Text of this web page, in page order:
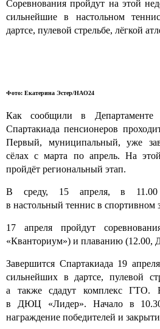
Соревнования пройдут на этой
сильнейшие в настольном
дартсе, пулевой стрельбе, лёгкой
Фото: Екатерина Эстер/НАО24
Как сообщили в Департаменте
Спартакиада пенсионеров
Первый, муниципальный, уже
сёлах с марта по апрель. На
пройдёт региональный этап.
В среду, 15 апреля, в 11.00
в настольный теннис в спортивном
17 апреля пройдут
«Кванториум») и плаванию (12.00,
Завершится Спартакиада 19
сильнейших в дартсе, пулевой
а также сдадут комплекс ГТО.
в ДЮЦ «Лидер». Начало в
награждение победителей и